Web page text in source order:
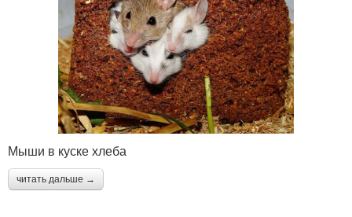
Мыши в куске хлеба
читать дальше →